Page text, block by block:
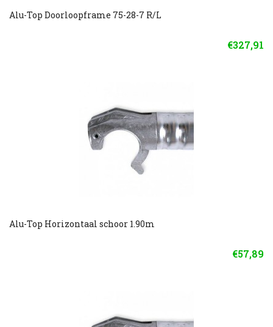
Alu-Top Doorloopframe 75-28-7 R/L
€327,91
Alu-Top Horizontaal schoor 1.90m
€57,89